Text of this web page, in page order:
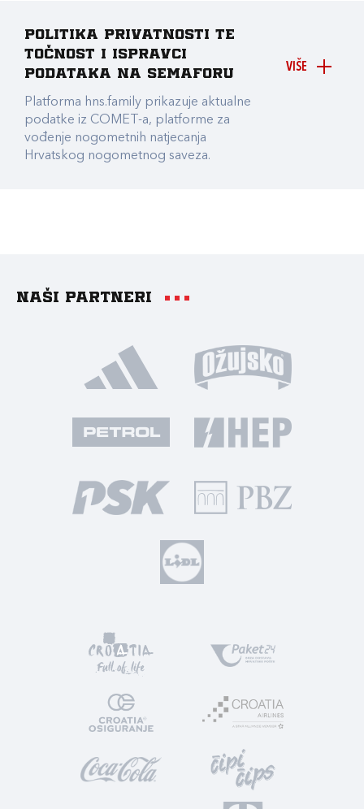
VIŠE
Politika privatnosti te
točnost i ispravci
podataka na Semaforu
Platforma hns.family prikazuje aktualne
podatke iz COMET-a, platforme za
vođenje nogometnih natjecanja
Hrvatskog nogometnog saveza.
Naši partneri